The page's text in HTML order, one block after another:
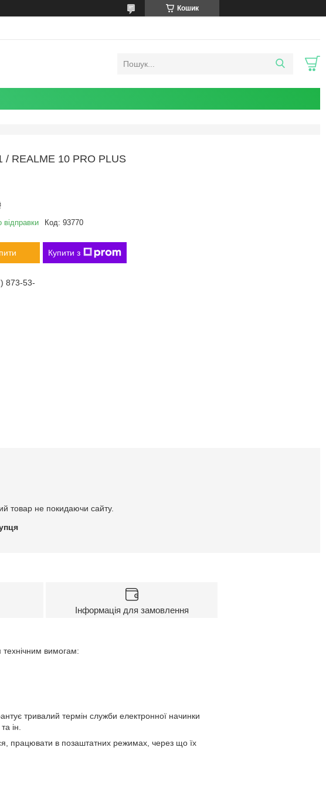
Кошик
/ REALME 10 PRO PLUS
відправки Код: 93770
Купити з
873-53-
товар не покидаючи сайту.
Інформація для замовлення
технічним вимогам:
тривалий термін служби електронної начинки
ін.
працювати в позаштатних режимах, через що їх